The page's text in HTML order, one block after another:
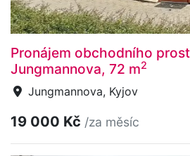
Pronájem obchodního
Jungmannova, 72 m2
Jungmannova, Kyjov
19 000 Kč /za měsíc